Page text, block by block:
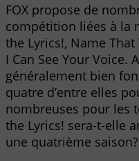
FOX propose de
compétition liées à la
the Lyrics!, Name
I Can See Your Voice.
généralement bien
quatre d’entre elles
nombreuses pour les
the Lyrics! sera-t-elle
une quatrième